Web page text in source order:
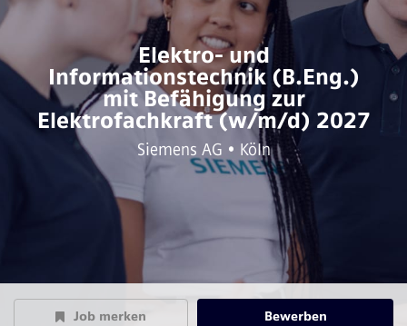
Elektro- und
Informationstechnik (B.Eng.)
mit Befähigung zur
Elektrofachkraft (w/m/d) 2027
Siemens AG • Köln
Job merken Bewerben